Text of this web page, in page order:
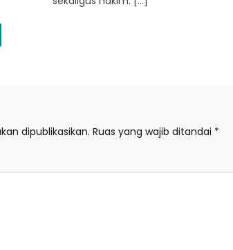
dipublikasikan. Ruas yang wajib ditandai *